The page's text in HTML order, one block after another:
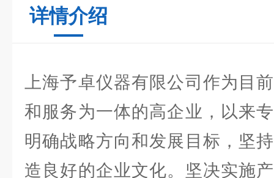
详情介绍
上海予卓仪器有限公司作为目
和服务为一体的高企业，以来
明确战略方向和发展目标，坚
造良好的企业文化。坚决实施